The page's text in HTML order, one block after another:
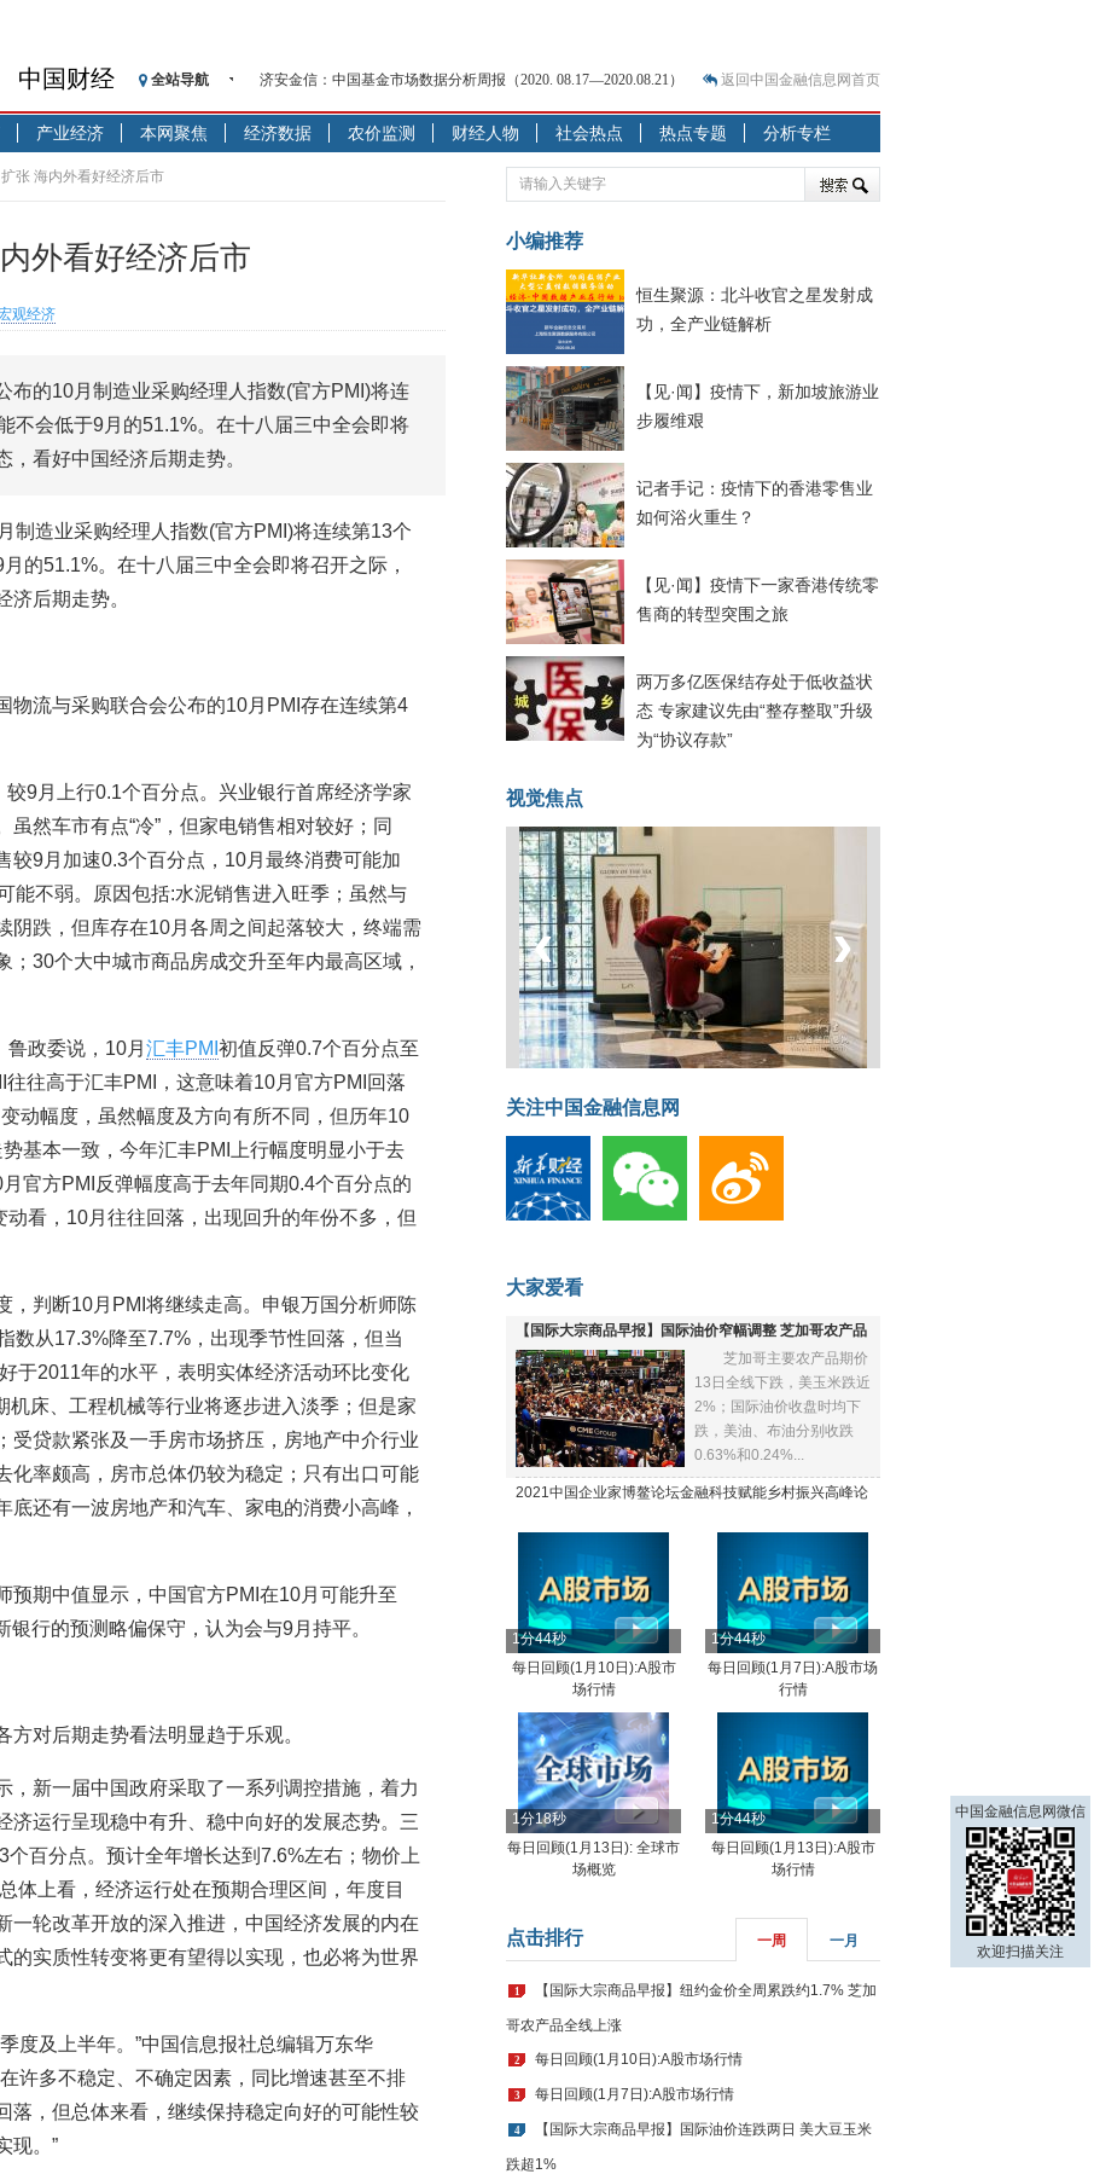
中国财经 全站导航
【见·闻】疫情下，新加坡旅游业步履维艰
记者手记：疫情下的香港零售业如何浴火重生？
【见·闻】疫情下一家香港传统零售商的转型突围之旅
济安金信：中国基金市场数据分析周报（2020. 07.27—2020.07.31）
【新华财经调查】同业存单、结构性存款玩起“跷跷板” 结构性失衡藏
央行公开市场净投放300亿元 短端资金利率明显下行
基本面及股市双轮冲击 债市回调十年期债表现最弱
沥青期货连续两日涨逾3% 沪银及两粕涨势喜人
恒生聚源：北斗收官之星发射成功，全产业链解析
济安金信：中国基金市场数据分析周报（2020. 08.17—2020.08.21）
返回中国金融信息网首页
产业经济 本网聚焦 经济数据 农价监测 财经人物 社会热点 热点专题 分析专栏
张 海内外看好经济后市
外看好经济后市
观经济
布的10月制造业采购经理人指数(官方PMI)将连
不会低于9月的51.1%。在十八届三中全会即将
看好中国经济后期走势。
制造业采购经理人指数(官方PMI)将连续第13个
的51.1%。在十八届三中全会即将召开之际，
后期走势。
物流与采购联合会公布的10月PMI存在连续第4
9月上行0.1个百分点。兴业银行首席经济学家
然车市有点“冷”，但家电销售相对较好；同
较9月加速0.3个百分点，10月最终消费可能加
能不弱。原因包括:水泥销售进入旺季；虽然与
阴跌，但库存在10月各周之间起落较大，终端需
30个大中城市商品房成交升至年内最高区域，
政委说，10月 汇丰PMI 初值反弹0.7个百分点至
往高于汇丰PMI，这意味着10月官方PMI回落
动幅度，虽然幅度及方向有所不同，但历年10
基本一致，今年汇丰PMI上行幅度明显小于去
官方PMI反弹幅度高于去年同期0.4个百分点的
看，10月往往回落，出现回升的年份不多，但
，判断10月PMI将继续走高。申银万国分析师陈
数从17.3%降至7.7%，出现季节性回落，但当
于2011年的水平，表明实体经济活动环比变化
床、工程机械等行业将逐步进入淡季；但是家
受贷款紧张及一手房市场挤压，房地产中介行业
化率颇高，房市总体仍较为稳定；只有出口可能
还有一波房地产和汽车、家电的消费小高峰，
预期中值显示，中国官方PMI在10月可能升至
行的预测略偏保守，认为会与9月持平。
对后期走势看法明显趋于乐观。
，新一届中国政府采取了一系列调控措施，着力
济运行呈现稳中有升、稳中向好的发展态势。三
百分点。预计全年增长达到7.6%左右；物价上
体上看，经济运行处在预期合理区间，年度目
一轮改革开放的深入推进，中国经济发展的内在
的实质性转变将更有望得以实现，也必将为世界
度及上半年。”中国信息报社总编辑万东华
许多不稳定、不确定因素，同比增速甚至不排
落，但总体来看，继续保持稳定向好的可能性较
现。”
小编推荐
恒生聚源：北斗收官之星发射成
功，全产业链解析
【见·闻】疫情下，新加坡旅游业
步履维艰
记者手记：疫情下的香港零售业
如何浴火重生？
【见·闻】疫情下一家香港传统零
售商的转型突围之旅
两万多亿医保结存处于低收益状
态 专家建议先由“整存整取”升级
为“协议存款”
视觉焦点
坐上火车看老挝
‹ ›
关注中国金融信息网
大家爱看
【国际大宗商品早报】国际油价窄幅调整 芝加哥农产品
全线下跌
芝加哥主要农产品期价
13日全线下跌，美玉米跌近
2%；国际油价收盘时均下
跌，美油、布油分别收跌
0.63%和0.24%...
2021中国企业家博鳌论坛金融科技赋能乡村振兴高峰论
1分44秒
每日回顾(1月10日):A股市
场行情
1分44秒
每日回顾(1月7日):A股市场
行情
1分18秒
每日回顾(1月13日): 全球市
场概览
1分44秒
每日回顾(1月13日):A股市
场行情
点击排行 一周 一月
1 【国际大宗商品早报】纽约金价全周累跌约1.7% 芝加
哥农产品全线上涨
2 每日回顾(1月10日):A股市场行情
3 每日回顾(1月7日):A股市场行情
4 【国际大宗商品早报】国际油价连跌两日 美大豆玉米
跌超1%
中国金融信息网微信
欢迎扫描关注